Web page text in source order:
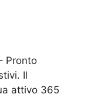
Pronto
Il
attivo 365